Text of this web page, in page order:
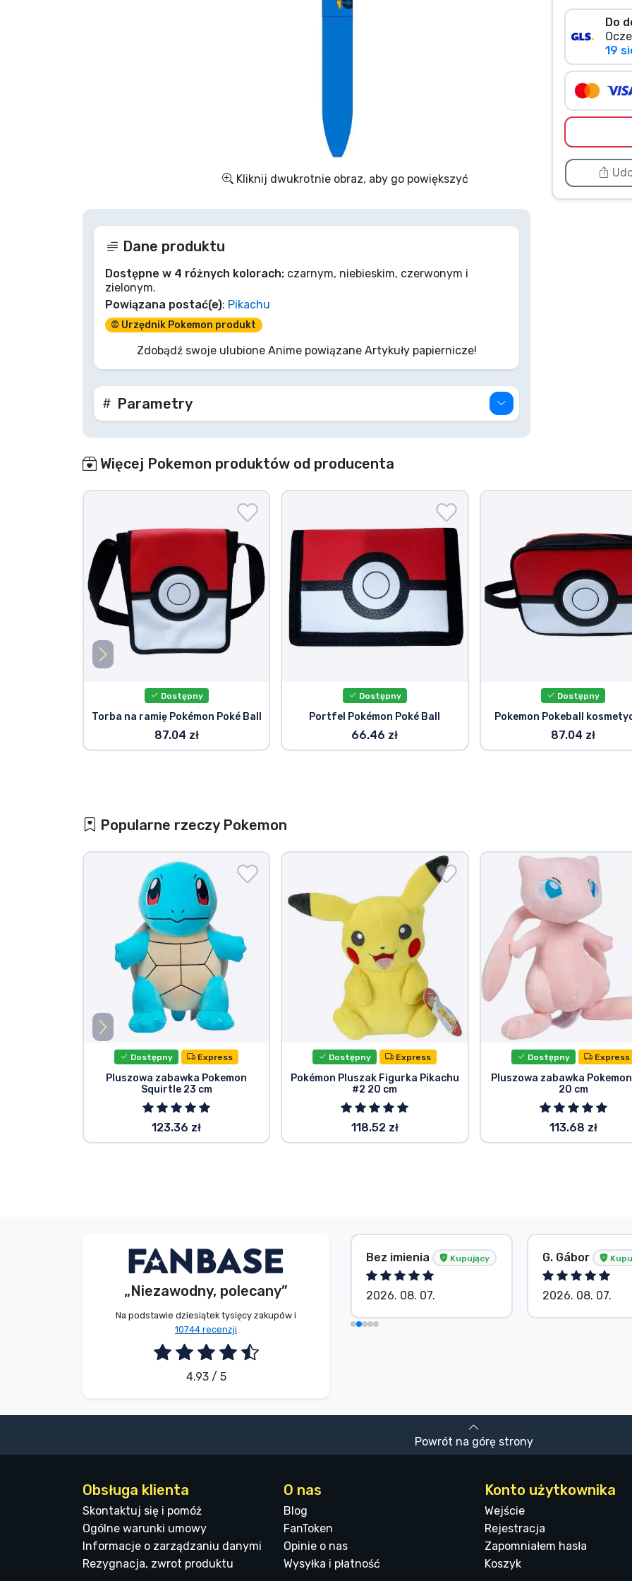
Kliknij dwukrotnie obraz, aby go powiększyć
Do
19
Dane produktu
Dostępne w 4 różnych kolorach: czarnym, niebieskim, czerwonym i
zielonym.
Powiązana postać(e): Pikachu
© Urzędnik Pokemon produkt
Zdobądź swoje ulubione Anime powiązane Artykuły papiernicze!
Parametry
Więcej Pokemon produktów od producenta
Dostępny
Torba na ramię Pokémon Poké Ball
87.04 zł
Dostępny
Portfel Pokémon Poké Ball
66.46 zł
Dostępny
Pokemon Pokeball
87.04 zł
Popularne rzeczy Pokemon
Dostępny Express
Pluszowa zabawka Pokemon
Squirtle 23 cm
123.36 zł
Dostępny Express
Pokémon Pluszak Figurka Pikachu
#2 20 cm
118.52 zł
Dostępny Express
Pluszowa zabawka
20 cm
113.68 zł
„Niezawodny, polecany”
Na podstawie dziesiątek tysięcy zakupów i
10744 recenzji
4.93 / 5
Bez imienia Kupujący
2026. 08. 07.
Bez imienia Kupujący
2026. 08. 07.
G. Gábor
2026. 08. 07.
Powrót na górę strony
Obsługa klienta
Skontaktuj się i pomóż
Ogólne warunki umowy
Informacje o zarządzaniu danymi
Rezygnacja, zwrot produktu
O nas
Blog
FanToken
Opinie o nas
Wysyłka i płatność
Konto użytkownika
Wejście
Rejestracja
Zapomniałem hasła
Koszyk
Rzeczy sportowe
Typy produktów